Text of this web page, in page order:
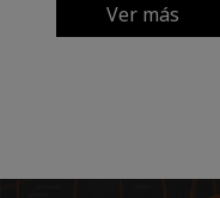
Ver más